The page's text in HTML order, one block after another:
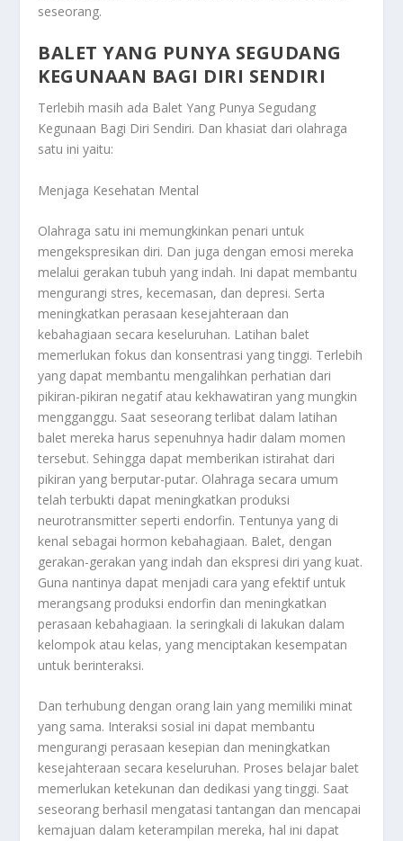
seseorang.
BALET YANG PUNYA SEGUDANG
KEGUNAAN BAGI DIRI SENDIRI
Terlebih masih ada Balet Yang Punya Segudang
Kegunaan Bagi Diri Sendiri. Dan khasiat dari olahraga
satu ini yaitu:
Menjaga Kesehatan Mental
Olahraga satu ini memungkinkan penari untuk
mengekspresikan diri. Dan juga dengan emosi mereka
melalui gerakan tubuh yang indah. Ini dapat membantu
mengurangi stres, kecemasan, dan depresi. Serta
meningkatkan perasaan kesejahteraan dan
kebahagiaan secara keseluruhan. Latihan balet
memerlukan fokus dan konsentrasi yang tinggi. Terlebih
yang dapat membantu mengalihkan perhatian dari
pikiran-pikiran negatif atau kekhawatiran yang mungkin
mengganggu. Saat seseorang terlibat dalam latihan
balet mereka harus sepenuhnya hadir dalam momen
tersebut. Sehingga dapat memberikan istirahat dari
pikiran yang berputar-putar. Olahraga secara umum
telah terbukti dapat meningkatkan produksi
neurotransmitter seperti endorfin. Tentunya yang di
kenal sebagai hormon kebahagiaan. Balet, dengan
gerakan-gerakan yang indah dan ekspresi diri yang kuat.
Guna nantinya dapat menjadi cara yang efektif untuk
merangsang produksi endorfin dan meningkatkan
perasaan kebahagiaan. Ia seringkali di lakukan dalam
kelompok atau kelas, yang menciptakan kesempatan
untuk berinteraksi.
Dan terhubung dengan orang lain yang memiliki minat
yang sama. Interaksi sosial ini dapat membantu
mengurangi perasaan kesepian dan meningkatkan
kesejahteraan secara keseluruhan. Proses belajar balet
memerlukan ketekunan dan dedikasi yang tinggi. Saat
seseorang berhasil mengatasi tantangan dan mencapai
kemajuan dalam keterampilan mereka, hal ini dapat